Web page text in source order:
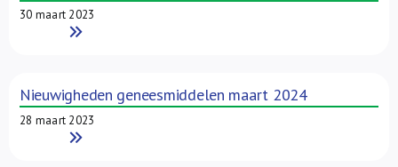
30 maart 2023
Read More
Nieuwigheden geneesmiddelen maart 2024
28 maart 2023
Read More